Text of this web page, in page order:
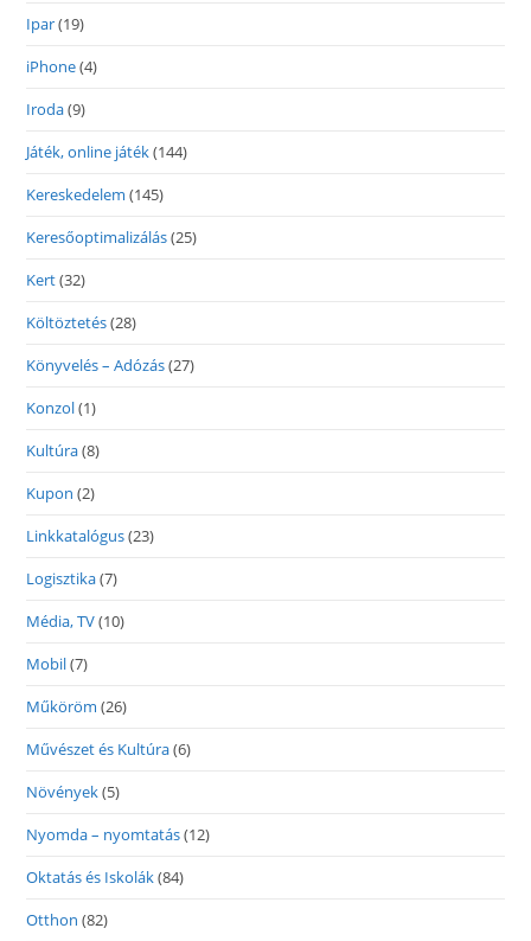
Ipar(19)
iPhone(4)
Iroda(9)
Játék, online játék(144)
Kereskedelem (145)
Keresőoptimalizálás(25)
Kert(32)
Költöztetés(28)
Könyvelés – Adózás(27)
Konzol(1)
Kultúra(8)
Kupon (2)
Linkkatalógus(23)
Logisztika(7)
Média, TV(10)
Mobil(7)
Műköröm (26)
Művészet és Kultúra(6)
Növények(5)
Nyomda – nyomtatás(12)
Oktatás és Iskolák(84)
Otthon (82)